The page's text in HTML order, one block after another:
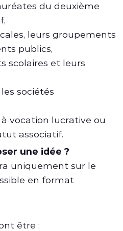
du deuxième
leurs groupements
publics,
scolaires et leurs
sociétés
vocation lucrative ou
associatif.
une idée ?
uniquement sur le
en format
être :